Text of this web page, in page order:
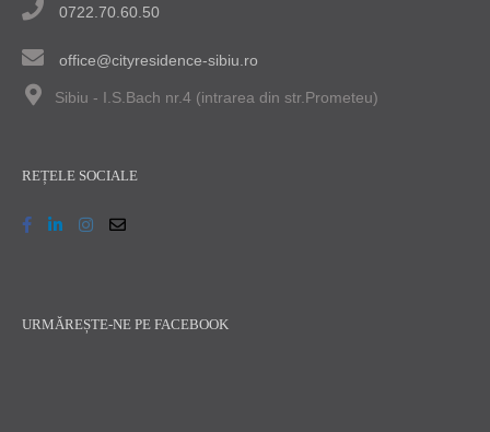
0722.70.60.50
office@cityresidence-sibiu.ro
Sibiu - I.S.Bach nr.4 (intrarea din str.Prometeu)
REȚELE SOCIALE
URMĂREȘTE-NE PE FACEBOOK